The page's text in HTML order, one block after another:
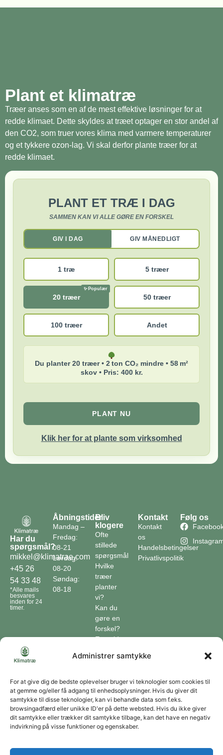
Administrer samtykke
For at give dig de bedste oplevelser bruger vi teknologier som cookies til
at gemme og/eller få adgang til enhedsoplysninger. Hvis du giver dit
samtykke til disse teknologier, kan vi behandle data som f.eks.
browsingadfærd eller unikke ID'er på dette websted. Hvis du ikke giver
dit samtykke eller trækker dit samtykke tilbage, kan det have en negativ
indvirkning på visse funktioner og egenskaber.
Plant et klimatræ
Træer anses som en af de mest effektive løsninger for at
redde klimaet. Dette skyldes at træet optager en stor andel af
den CO2, som truer vores klima med varmere temperaturer
og et tykkere ozon-lag. Vi skal derfor plante træer for at
redde klimaet.
PLANT ET TRÆ I DAG
SAMMEN KAN VI ALLE GØRE EN FORSKEL
GIV I DAG GIV MÅNEDLIGT
1 træ 5 træer
20 træer 50 træer
100 træer Andet
Du planter 20 træer • 2 ton CO₂ mindre • 58 m²
skov • Pris: 400 kr.
PLANT NU
Klik her for at plante som virksomhed
Har du
spørgsmål?
mikkel@klimatrae.com
+45 26
54 33 48
*Alle mails
besvares
inden for 24
timer.
Åbningstider
Mandag –
Fredag:
08-21
Lørdag:
08-20
Søndag:
08-18
Bliv
klogere
Ofte
stillede
spørgsmål
Hvilke
træer
planter
vi?
Kan du
gøre en
forskel?
En guide
Klimaordbogen
optager
træer
co2?
Kontakt
Kontakt
os
Handelsbetingelser
Privatlivspolitik
Følg os
Forbliv forbundet